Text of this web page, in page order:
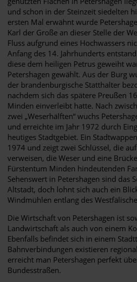
und schon in der Steinzeit siedelten
ersten Mal erwähnt wurde
Karl der Große an dieser Stelle der
Fluss aufgrund eines Hochwassers
Anfang des 14. Jahrhunderts
diese dem heiligen Petrus geweiht
Petershagen gewählt. Aus der Burg
der brandenburgische Statthalter
nachdem sich das spätere Preußen
Minden einverleibt hatte. Nach
zwei „Weserhälften“ wuchs
und erreichte im Jahr 1972 durch
heutiges Stadtgebiet. Ein
1974 und zeigt zwei Schlüssel, die
verweisen, die Weser und eine
Fürstentum Minden hindeutenden
Sehenswert in Petershagen sind das
Altstadt, doch lohnt sich auch ein
Windmühlen entlang des
Die Wirtschaft von Petershagen ist
Landwirtschaft als auch von einem
Ebenfalls befindet sich in einem
Bahnverbindungen existieren
erreicht man Petershagen perfekt
Bundesstraßen.